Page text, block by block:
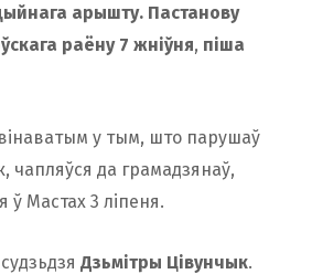
арышту. Пастанову
раёну 7 жніўня, піша
у тым, што парушаў
чапляўся да грамадзянаў,
ў Мастах 3 ліпеня.
Дзьмітры Цівунчык.